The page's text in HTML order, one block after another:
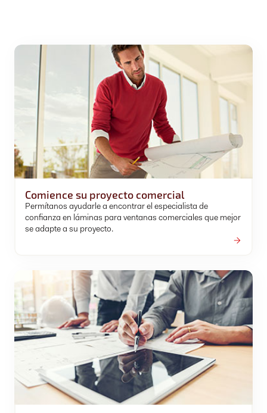
Comience su proyecto comercial
Permítanos ayudarle a encontrar el especialista de
confianza en láminas para ventanas comerciales que mejor
se adapte a su proyecto.